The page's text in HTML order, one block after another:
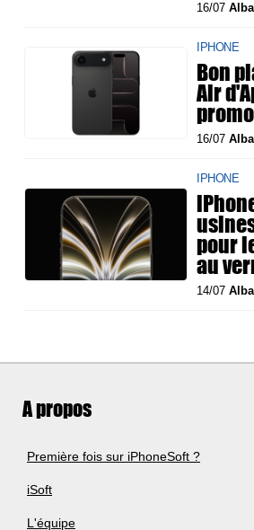
16/07
IPHONE
Bon
Air
16/07
IPHONE
pour
au
14/07
A propos
Première fois sur iPhoneSoft ?
iSoft
L'équipe